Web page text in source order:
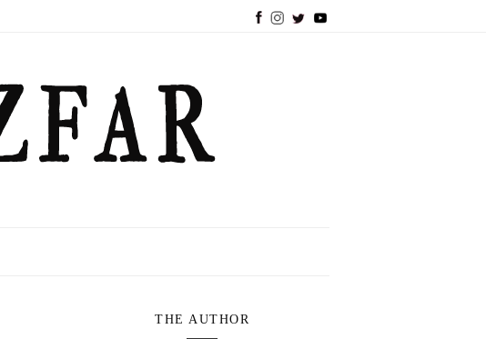
THE AUTHOR